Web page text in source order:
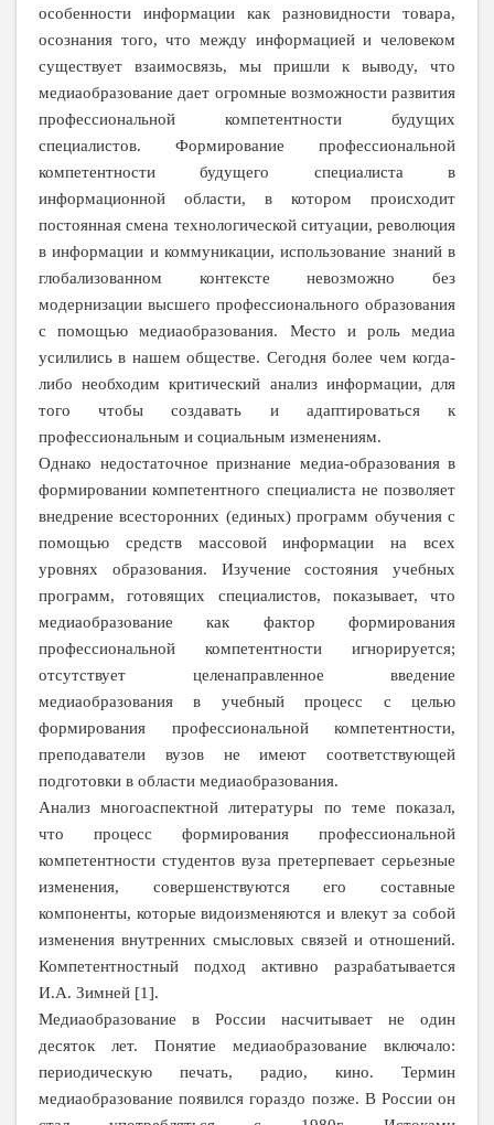
особенности информации как разновидности товара,
осознания того, что между информацией и человеком
существует взаимосвязь, мы пришли к выводу, что
медиаобразование дает огромные возможности развития
профессиональной компетентности будущих
специалистов. Формирование профессиональной
компетентности будущего специалиста в
информационной области, в котором происходит
постоянная смена технологической ситуации, революция
в информации и коммуникации, использование знаний в
глобализованном контексте невозможно без
модернизации высшего профессионального образования
с помощью медиаобразования. Место и роль медиа
усилились в нашем обществе. Сегодня более чем когда-
либо необходим критический анализ информации, для
того чтобы создавать и адаптироваться к
профессиональным и социальным изменениям.
Однако недостаточное признание медиа-образования в
формировании компетентного специалиста не позволяет
внедрение всесторонних (единых) программ обучения с
помощью средств массовой информации на всех
уровнях образования. Изучение состояния учебных
программ, готовящих специалистов, показывает, что
медиаобразование как фактор формирования
профессиональной компетентности игнорируется;
отсутствует целенаправленное введение
медиаобразования в учебный процесс с целью
формирования профессиональной компетентности,
преподаватели вузов не имеют соответствующей
подготовки в области медиаобразования.
Анализ многоаспектной литературы по теме показал,
что процесс формирования профессиональной
компетентности студентов вуза претерпевает серьезные
изменения, совершенствуются его составные
компоненты, которые видоизменяются и влекут за собой
изменения внутренних смысловых связей и отношений.
Компетентностный подход активно разрабатывается
И.А. Зимней [1].
Медиаобразование в России насчитывает не один
десяток лет. Понятие медиаобразование включало:
периодическую печать, радио, кино. Термин
медиаобразование появился гораздо позже. В России он